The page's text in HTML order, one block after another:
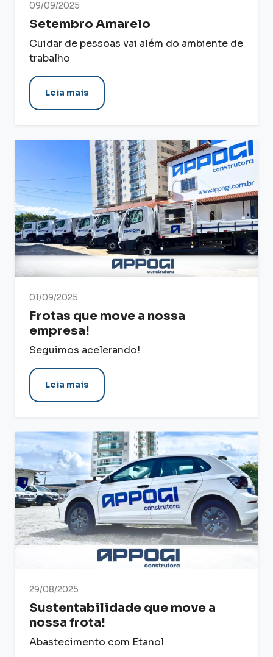
09/09/2025
Setembro Amarelo
Cuidar de pessoas vai além do ambiente de
trabalho
Leia mais
01/09/2025
Frotas que move a nossa
empresa!
Seguimos acelerando!
Leia mais
29/08/2025
Sustentabilidade que move a
nossa frota!
Abastecimento com Etanol